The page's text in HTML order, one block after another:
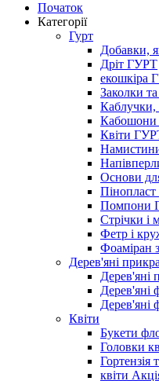
Початок
Категорії
Гурт
Добавки,
Дріт ГУРТ
екошкіра
Заколки
Каблучки,
Кабошони
Квіти
Основи
Пінопласт
Помпони
Стрічки і
Фетр і
Фоаміран
Дерев'яні
Дерев'яні
Дерев'яні
Дерев'яні
Квіти
Букети
Головки
Гортензія
квіти